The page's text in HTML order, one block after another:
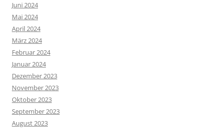
Juni 2024
Mai 2024
April 2024
März 2024
Februar 2024
Januar 2024
Dezember 2023
November 2023
Oktober 2023
September 2023
August 2023